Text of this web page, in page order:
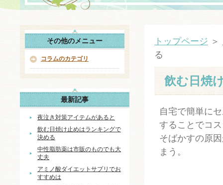
トップページ ＞
る
飲む日焼
自宅で簡単に
することでコ
そばかすの原
まう。
その他のメニュー
コラムのカテゴリ
最新記事
夜泣き対策アイテムがあると
飲む日焼け止めはランキングで
決める
中性脂肪薬は市販のものでも大
丈夫
アミノ酸ダイエットサプリでお
すすめは